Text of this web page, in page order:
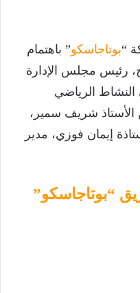
“بوتاجاسكو” باهتمام
رئيس مجلس الإدارة
الرياضي
شريف سمير،
إيمان فوزي، مدير
“بوتاجاسكو”